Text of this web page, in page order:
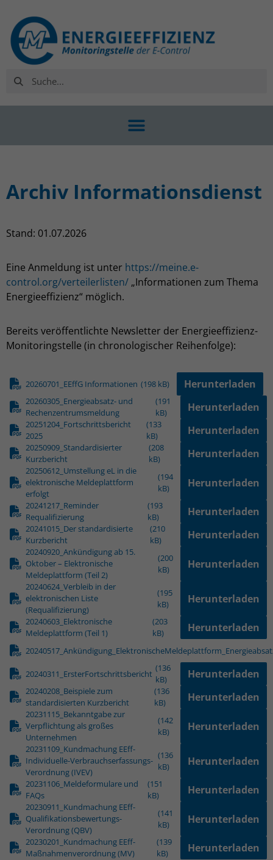
Archiv Informationsdienst
Stand: 01.07.2026
Eine Anmeldung ist unter https://meine.e-
control.org/verteilerlisten/ „Informationen zum Thema
Energieeffizienz“ möglich.
Bereits veröffentlichte Newsletter der Energieeffizienz-
Monitoringstelle (in chronologischer Reihenfolge):
20260701_EEffG Informationen (198 kB) Herunterladen
20260305_Energieabsatz- und
Rechenzentrumsmeldung
(191
kB)
Herunterladen
20251204_Fortschrittsbericht
2025
(133
kB)
Herunterladen
20250909_Standardisierter
Kurzbericht
(208
kB)
Herunterladen
20250612_Umstellung eL in die
elektronische Meldeplattform
erfolgt
(194
kB)
Herunterladen
20241217_Reminder
Requalifizierung
(193
kB)
Herunterladen
20241015_Der standardisierte
Kurzbericht
(210
kB)
Herunterladen
20240920_Ankündigung ab 15.
Oktober – Elektronische
Meldeplattform (Teil 2)
(200
kB)
Herunterladen
20240624_Verbleib in der
elektronischen Liste
(Requalifizierung)
(195
kB)
Herunterladen
20240603_Elektronische
Meldeplattform (Teil 1)
(203
kB)
Herunterladen
20240311_ErsterFortschrittsbericht
(136
kB)
Herunterladen
20240208_Beispiele zum
standardisierten Kurzbericht
(136
kB)
Herunterladen
20231115_Bekanntgabe zur
Verpflichtung als großes
Unternehmen
(142
kB)
Herunterladen
20231109_Kundmachung EEff-
Individuelle-Verbrauchserfassungs-
Verordnung (IVEV)
(136
kB)
Herunterladen
20231106_Meldeformulare und
FAQs
(151
kB)
Herunterladen
20230911_Kundmachung EEff-
Qualifikationsbewertungs-
Verordnung (QBV)
(141
kB)
Herunterladen
20230201_Kundmachung EEff-
Maßnahmenverordnung (MV)
(139
kB)
Herunterladen